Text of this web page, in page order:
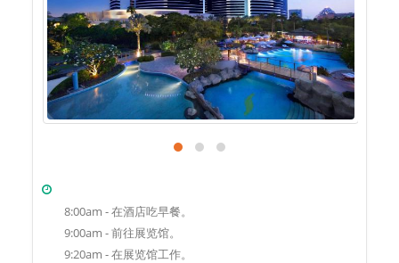
8:00am - 在酒店吃早餐。
9:00am - 前往展览馆。
9:20am - 在展览馆工作。